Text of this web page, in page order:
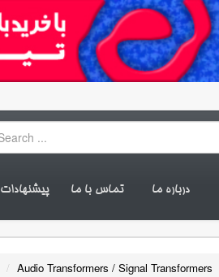
درباره ما تماس با ما پیشنهادات
Audio Transformers / Signal Transformers
/